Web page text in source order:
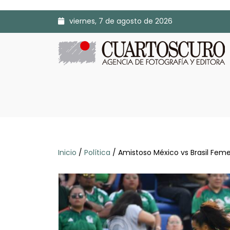
viernes, 7 de agosto de 2026
Inicio / Política / Amistoso México vs Brasil